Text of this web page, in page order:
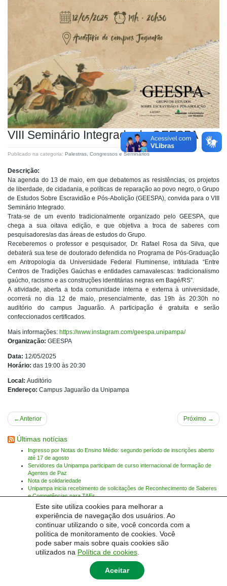
Este site utiliza cookies para melhorar a
experiência de navegação dos usuários. Ao
continuar utilizando o site, você concorda com a
política de monitoramento de cookies. Você
pode saber mais sobre quais cookies são
utilizados na Política de cookies
Aceitar
VIII Seminário Integrado do GEESPA
Publicado na categoria: Palestras, Congressos e Seminários
Descrição:
Na agenda do 13 de maio, em que debatemos as resistências, os projetos
de liberdade, de cidadania, e políticas de reparação ao povo negro, o Grupo
de Estudos Sobre Escravidão e Pós-Abolição (GEESPA), convida para o VIII
Seminário Integrado.
Trata-se de um evento tradicionalmente organizado pelo GEESPA, que
chega a sua oitava edição, e que objetiva a troca de saberes com
pesquisadores/as das áreas de estudos do Grupo.
Receberemos o professor e pesquisador, Dr. Rafael Rosa da Silva, que
debaterá sua tese de doutorado defendida no Programa de Pós-Graduação
em Antropologia da Universidade Federal Fluminense, intitulada “Entre
Centros de Tradições Gaúchas e entidades carnavalescas: tradicionalismo
gaúcho, racismo e as construções identitárias negras em Bagé/RS”.
A atividade, aberta a toda comunidade interna e externa à universidade,
ocorrerá no dia 12 de maio, presencialmente, das 19h às 20:30h no
auditório do campus Jaguarão. A participação é gratuita e serão
confeccionados certificados.
Mais informações: https://www.instagram.com/geespa.unipampa/
Organização: GEESPA
Data: 12/05/2025
Horário: das 19:00 às 20:30
Local: Auditório
Endereço: Campus Jaguarão da Unipampa
Navegação
de
Post
Anterior Próximo
Últimas notícias
Ingresso por Notas do Ensino Médio: segundo período de inscrições aberto
até 17 de agosto
Servidores da Unipampa participam de curso internacional de formação de
Agentes de Paz
Nota de solidariedade
Unipampa inicia recebimento de solicitações de Reconhecimento de Saberes
e Competências para TAEs
Unipampa empossa novos professores para os Campi Bagé e Jaguarão
Nota de pesar: José Luís Fagundes Teixeira
Encontrar eventos: